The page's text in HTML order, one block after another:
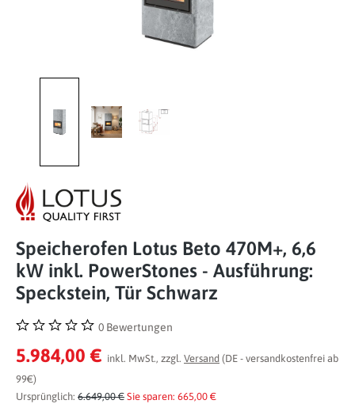
Speicherofen Lotus Beto 470M+, 6,6
kW inkl. PowerStones - Ausführung:
Speckstein, Tür Schwarz
Durchschnittliche Bewertung von 0 von 5 Sternen
0 Bewertungen
5.984,00 € inkl. MwSt., zzgl. Versand (DE - versandkostenfrei ab
99€)
Ursprünglich: 6.649,00 € Sie sparen: 665,00 €